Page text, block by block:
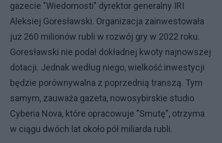
gazecie "Wiedomosti" dyrektor generalny IRI
Aleksiej Goresławski. Organizacja zainwestowała
już 260 milionów rubli w rozwój gry w 2022 roku.
Goresławski nie podał dokładnej kwoty najnowszej
dotacji. Jednak według niego, wielkość inwestycji
będzie porównywalna z poprzednią transzą. Tym
samym, zauważa gazeta, nowosybirskie studio
Cyberia Nova, które opracowuje "Smutę", otrzyma
w ciągu dwóch lat około pół miliarda rubli.